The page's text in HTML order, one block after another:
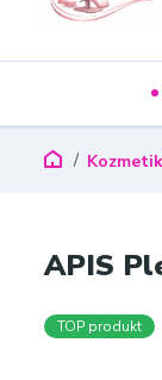
APIS
TOP produkt